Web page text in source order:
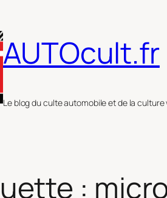
AUTOcult.fr
Le blog du culte automobile et de la
: